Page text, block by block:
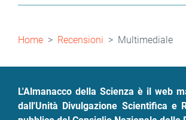
Briciole
Home Recensioni Multimediale
L'Almanacco della Scienza è il web
dall'Unità Divulgazione Scientifica e